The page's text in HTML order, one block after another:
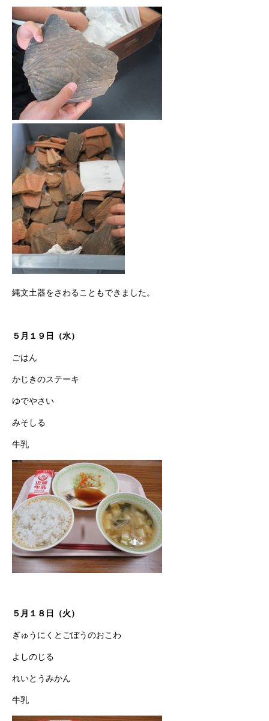
縄文土器をさわることもできました。
５月１９日（水）
ごはん
かじきのステーキ
ゆでやさい
みそしる
牛乳
５月１８日（火）
ぎゅうにくとごぼうのおこわ
よしのじる
れいとうみかん
牛乳